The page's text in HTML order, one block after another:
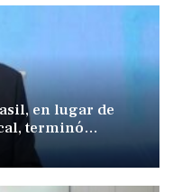
en lugar de
terminó